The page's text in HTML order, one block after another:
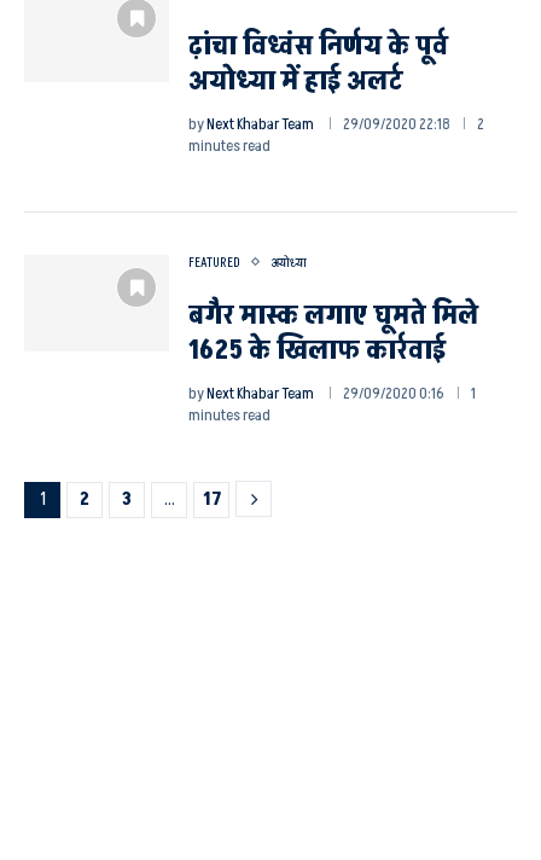
ढ़ांचा विध्वंस निर्णय के पूर्व
अयोध्या में हाई अलर्ट
byNext Khabar Team 29/09/2020 22:18
2
minutes read
FEATURED अयोध्या
बगैर मास्क लगाए घूमते मिले
1625 के खिलाफ कार्रवाई
byNext Khabar Team 29/09/2020 0:16
1
minutes read
1 2 3 … 17